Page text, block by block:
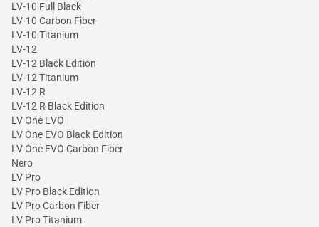
LV-10 Full Black
LV-10 Carbon Fiber
LV-10 Titanium
LV-12
LV-12 Black Edition
LV-12 Titanium
LV-12 R
LV-12 R Black Edition
LV One EVO
LV One EVO Black Edition
LV One EVO Carbon Fiber
Nero
LV Pro
LV Pro Black Edition
LV Pro Carbon Fiber
LV Pro Titanium